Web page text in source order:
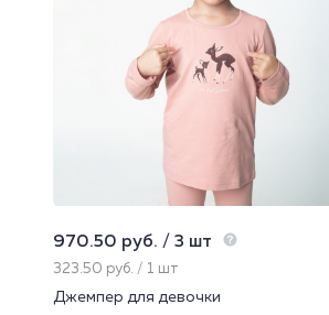
970.50 руб. / 3 шт
323.50 руб. / 1 шт
Джемпер для девочки